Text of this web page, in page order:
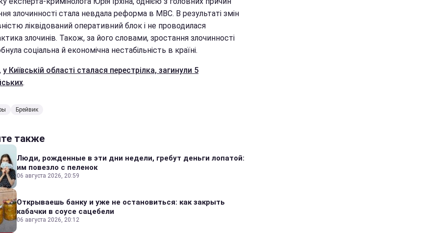
злочинності стала невдала реформа в МВС. В результаті змін
ліквідований оперативний блок і не проводилася
злочинів. Також, за його словами, зростання злочинності
соціальна й економічна нестабільність в країні.
у Київській області сталася перестрілка, загинули 5
.
Брейвик
также
Люди, рожденные в эти дни недели, гребут деньги лопатой:
им повезло с пеленок
06 августа 2026, 20:59
Открываешь банку и уже не остановиться: как закрыть
кабачки в соусе сацебели
06 августа 2026, 20:12